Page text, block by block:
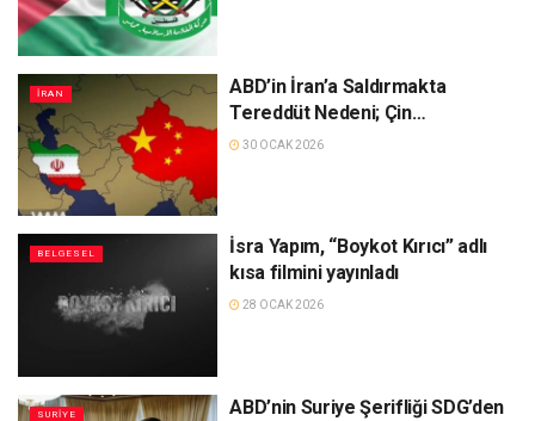
İRAN
ABD’in İran’a Saldırmakta
Tereddüt Nedeni; Çin…
30 OCAK 2026
BELGESEL
İsra Yapım, “Boykot Kırıcı” adlı
kısa filmini yayınladı
28 OCAK 2026
SURIYE
ABD’nin Suriye Şerifliği SDG’den